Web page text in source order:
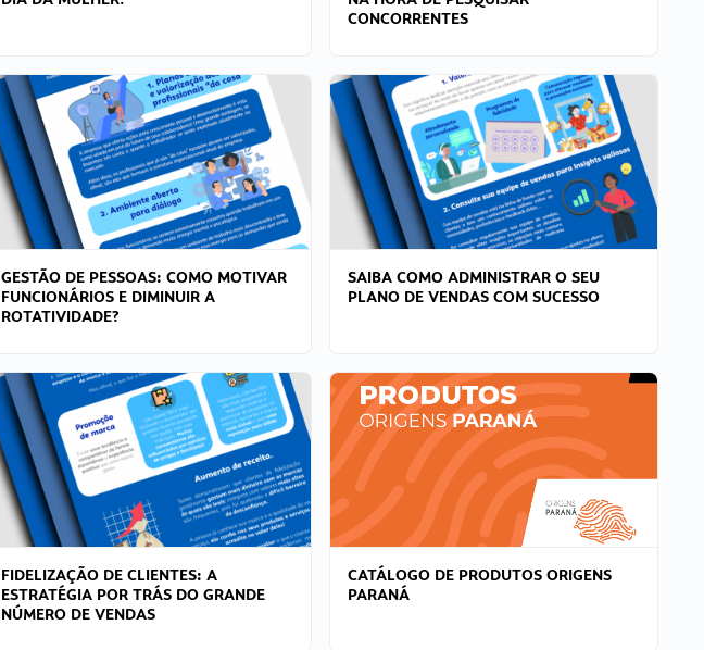
CONCORRENTES
GESTÃO DE PESSOAS: COMO MOTIVAR
FUNCIONÁRIOS E DIMINUIR A
ROTATIVIDADE?
SAIBA COMO ADMINISTRAR O SEU
PLANO DE VENDAS COM SUCESSO
FIDELIZAÇÃO DE CLIENTES: A
ESTRATÉGIA POR TRÁS DO GRANDE
NÚMERO DE VENDAS
CATÁLOGO DE PRODUTOS ORIGENS
PARANÁ